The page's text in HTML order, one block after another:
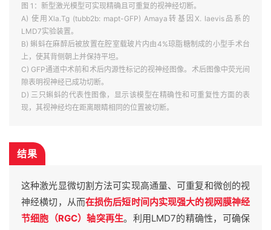
图 1：新型激光模型可实现精确且可重复的视神经切断。
A) 使用Xla.Tg (tubb2b: mapt-GFP) Amaya转基因X. laevis品系的
LMD7实验装置。
B) 蝌蚪在麻醉后被放置在腔室载玻片内由4%琼脂糖制成的小型手术台
上，使其背侧朝上并保持平坦。
C) GFP通道中术前和术后内源性标记的视神经图像。术后图像中荧光间
隙表明视神经已成功切断。
D) 三只蝌蚪的代表性图像，显示该模型在精确性和可重复性方面的表
现，其视神经均在距离眼睛相同的位置被切断。
结果
这种激光显微切割方法可实现高通量、可重复和微创的视
神经横切，从而在损伤后短时间内实现强大的视网膜神经
节细胞（RGC）轴突再生。利用LMD7的精确性，可确保